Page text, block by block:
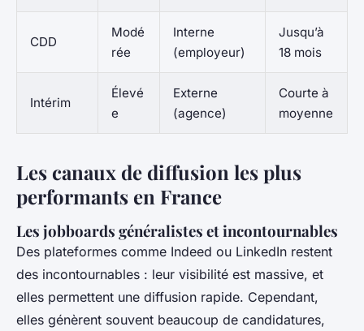
CDD
Modé
rée
Interne
(employeur)
Jusqu’à
18 mois
Intérim
Élevé
e
Externe
(agence)
Courte à
moyenne
Les canaux de diffusion les plus
performants en France
Les jobboards généralistes et incontournables
Des plateformes comme Indeed ou LinkedIn restent
des incontournables : leur visibilité est massive, et
elles permettent une diffusion rapide. Cependant,
elles génèrent souvent beaucoup de candidatures,